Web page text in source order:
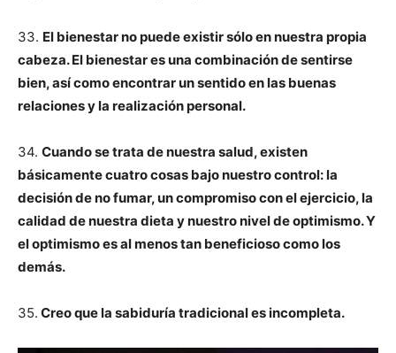
33. El bienestar no puede existir sólo en nuestra propia
cabeza. El bienestar es una combinación de sentirse
bien, así como encontrar un sentido en las buenas
relaciones y la realización personal.
34. Cuando se trata de nuestra salud, existen
básicamente cuatro cosas bajo nuestro control: la
decisión de no fumar, un compromiso con el ejercicio, la
calidad de nuestra dieta y nuestro nivel de optimismo. Y
el optimismo es al menos tan beneficioso como los
demás.
35. Creo que la sabiduría tradicional es incompleta.